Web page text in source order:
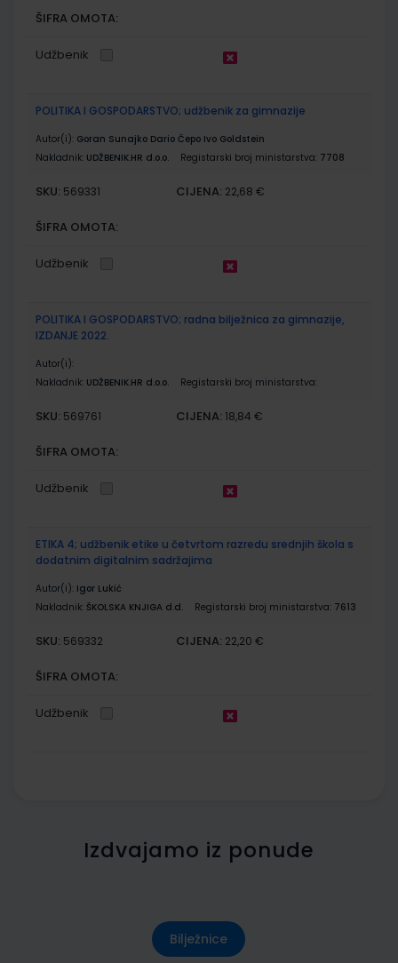
ŠIFRA OMOTA:
Udžbenik
POLITIKA I GOSPODARSTVO; udžbenik za gimnazije
Autor(i): Goran Sunajko Dario Čepo Ivo Goldstein
Nakladnik: UDŽBENIK.HR d.o.o. Registarski broj ministarstva: 7708
SKU: 569331 CIJENA: 22,68 €
ŠIFRA OMOTA:
Udžbenik
POLITIKA I GOSPODARSTVO; radna bilježnica za gimnazije,
IZDANJE 2022.
Autor(i):
Nakladnik: UDŽBENIK.HR d.o.o. Registarski broj ministarstva:
SKU: 569761 CIJENA: 18,84 €
ŠIFRA OMOTA:
Udžbenik
ETIKA 4; udžbenik etike u četvrtom razredu srednjih škola s
dodatnim digitalnim sadržajima
Autor(i): Igor Lukić
Nakladnik: ŠKOLSKA KNJIGA d.d. Registarski broj ministarstva: 7613
SKU: 569332 CIJENA: 22,20 €
ŠIFRA OMOTA:
Udžbenik
Izdvajamo iz ponude
Bilježnice